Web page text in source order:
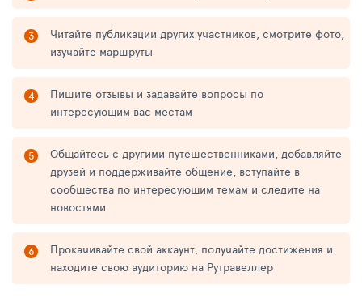
Читайте публикации других участников, смотрите фото,
изучайте маршруты
Пишите отзывы и задавайте вопросы по
интересующим вас местам
Общайтесь с другими путешественниками, добавляйте
друзей и поддерживайте общение, вступайте в
сообщества по интересующим темам и следите на
новостями
Прокачивайте свой аккаунт, получайте достижения и
находите свою аудиторию на Рутравеллер